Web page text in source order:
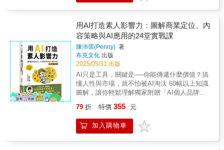
架構。」——蘇珊．布拉德利（Susan
Bradley），「社群銷售女子」（The Social
Sales Girls）創辦人「如果有誰真正了解如何
打造穩定、蓬勃發展的事業，那就是我親愛的
朋友與導師史都．麥克拉倫。他真的很在乎
人，他的話語有力量，能重塑你的事業，讓它
變得穩定、獲利——一個能帶給你喜悅、且讓
你能發揮影響力的事業。」——蘇西．達夫尼
斯（Suzi Dafnis），「女力事業」
（HerBusiness）執行長「在當今快節奏的市場
中，麥克拉倫以無可辯駁的實例證明，經常性
創造收入，更在於建立忠誠、高參與度的社
群，把顧客變成終身擁護者。」——彼得．強
斯頓（Peter Johnston, PJ），「珀賽芬投資」
（Ivan Lin） 中華電信資訊技術分公司 總經
（Benjamin Lin） 荷蘭商聯想台灣分公司 總
經理👉 洪偉淦（Bob Hung） 趨勢科技 台
灣暨香港區 總經理👉 胡瑞柔（Flora Hu）
叡揚資訊 雲端及巨資事業群 總經理👉 許哲豪
（Aaron Hsu） 瀚將教育科技 董事長兼執行
長👉 許博惇（Bruce Hsu） 台灣理光 常務
董事👉 陳威良（William Chen） 孟華科技
總經理👉 陳政華（Morris Chen） 瑞嘉軟體
科技 總經理👉 陳麗琇（Elly Chen） 台灣最
大敏捷線上讀書會 台灣敏捷部落（TAT）社長
👉 葉素秋（Cellina Yeh） 台灣輝瑞大藥廠
總裁👉 葉維銓（Jim Yeh） 考試院公務人員
保障暨培訓委員會 常務副主委（退休） 👉 黎
的訂價問題： 用成本加成訂價，有什麼問
價的成功要素是什麼？低價策略不出錯的關鍵
是什麼？ 如何設計彈性價格？如何順利漲價
而不會引起消費者反彈？ 軟體、服務等無形
商品該怎麼訂價？ 如何策略運用訂價，拉開
與競爭對手的差距？ 市場急凍時，擺脫銷量
危機該如何訂價？價格攸關獲利與經營能力，
但是90%的企業沒有真正研究過訂價不了解產
品價格、產品愈賣但企業愈沒競爭力在這本全
相關的必要知識，包括： 洞悉消費者心態，
訂出最大獲利的價格 高價、低價與奢侈品的
成功關鍵，找出產品的價格策略 根據時間、
地點等不同特性區隔市場的價格差異化技巧
大數據的問題與可能產生的商機 吸脂策略、
功率有多少呢？據統計資料分析，在創業第一
年就倒閉的機率起碼高達90%。五年存活率約
只有1%。 當你得知創業成功的機率如此之
低——你會選擇裹足不前，還是把握機會、迎
難而上？其實，只要掌握正確的方法、做好萬
全準備，就能在競爭激烈的市場中突圍而出。
本書正是為小型獨立創業者量身打造的行動指
南。作者以豐富的實戰經驗，凝練出6大策略、
40項銷售祕技，不論是從「如何把握流行趨勢
轉化為商機」的起步思維，到開店後的「集客
「網路行銷操作」等等，一步步帶你打造穩
健、長久的品牌根基。有了明確目標與實戰工
具，你不只能避開創業地雷，更能穩紮穩打地
用AI打造素人影響力：圖解商業定位、內
容策略與AI應用的24堂實戰課
陳沛孺(Penny) 著
布克文化 出版
2025/05/31 出版
AI只是工具，關鍵是──你能傳遞什麼價值？搞
懂人性與市場，就不怕被AI淘汰 60幅以上知識
圖解，讓你輕鬆理解獨家附贈「AI個人品牌工
感到迷茫，很怕哪天會被淘汰？想做個人品牌
經營，但不知道怎麼做出差異化？不想「只是
做興趣」，卻又不知道如何內容變現？ 別再憑
79 折 特價 355 元
加入購物車